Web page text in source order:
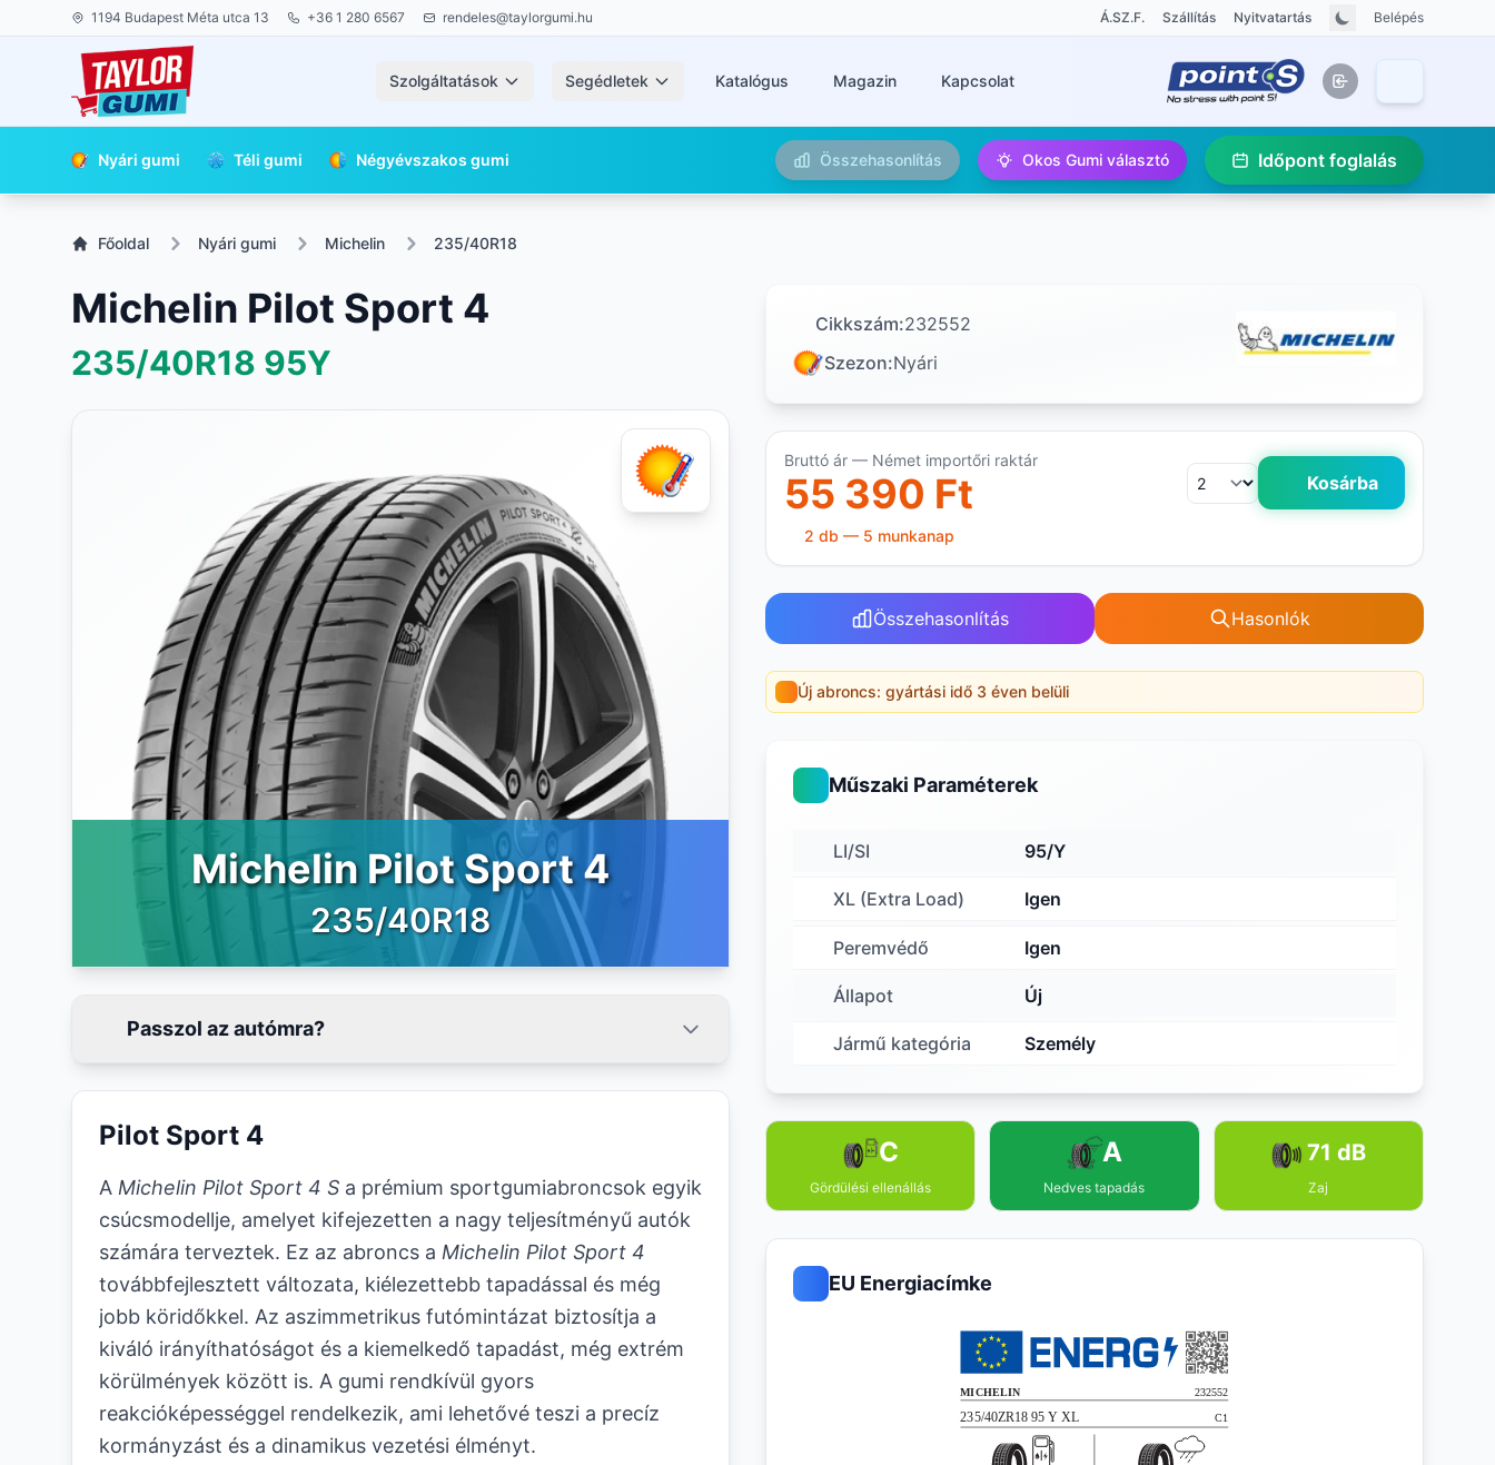
1194 Budapest Méta utca 13 +36 1 280 6567 rendeles@taylorgumi.hu Á.SZ.F. Szállítás Nyitvatartás Belépés
Szolgáltatások Segédletek Katalógus Magazin Kapcsolat
Nyári gumi Téli gumi Négyévszakos gumi Összehasonlítás Okos Gumi választó Időpont foglalás
Főoldal Nyári gumi Michelin 235/40R18
Michelin Pilot Sport 4
235/40R18 95Y
Michelin Pilot Sport 4
235/40R18
Passzol az autómra?
Pilot Sport 4
A Michelin Pilot Sport 4 S a prémium sportgumiabroncsok egyik
csúcsmodellje, amelyet kifejezetten a nagy teljesítményű autók
számára terveztek. Ez az abroncs a Michelin Pilot Sport 4
továbbfejlesztett változata, kiélezettebb tapadással és még
jobb köridőkkel. Az aszimmetrikus futómintázat biztosítja a
kiváló irányíthatóságot és a kiemelkedő tapadást, még extrém
körülmények között is. A gumi rendkívül gyors
reakcióképességgel rendelkezik, ami lehetővé teszi a precíz
kormányzást és a dinamikus vezetési élményt.
Cikkszám:232552
Szezon:Nyári
Bruttó ár — Német importőri raktár
55 390 Ft Kosárba
2 db — 5 munkanap
Összehasonlítás Hasonlók
Új abroncs: gyártási idő 3 éven belüli
Műszaki Paraméterek
LI/SI 95/Y
XL (Extra Load) Igen
Peremvédő Igen
Állapot Új
Jármű kategória Személy
C
Gördülési ellenállás
A
Nedves tapadás
71 dB
Zaj
EU Energiacímke